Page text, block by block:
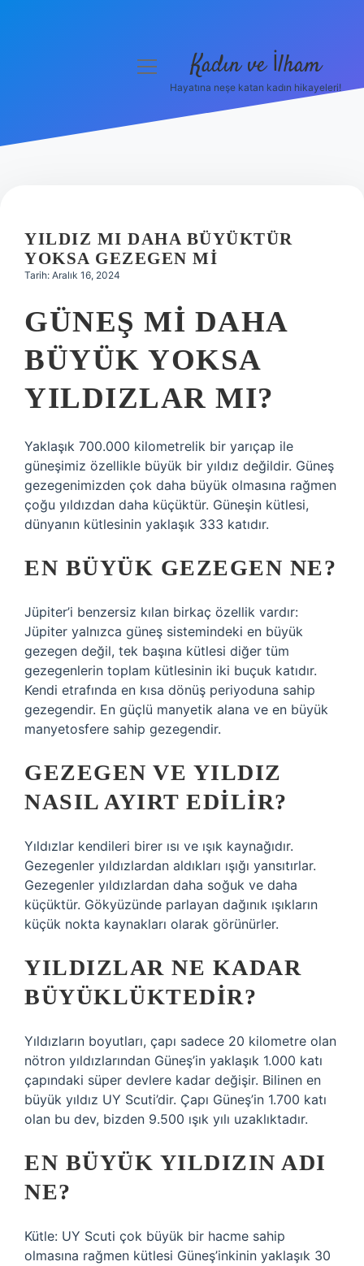
Hakkımızda
menüyü
Kadın ve İlham
Hayatına neşe katan kadın hikayeleri!
YILDIZ MI DAHA BÜYÜKTÜR
YOKSA GEZEGEN MI
Tarih: Aralık 16, 2024
GÜNEŞ MI DAHA
BÜYÜK YOKSA
YILDIZLAR MI?
Yaklaşık 700.000 kilometrelik bir yarıçap ile
güneşimiz özellikle büyük bir yıldız değildir. Güneş
gezegenimizden çok daha büyük olmasına rağmen
çoğu yıldızdan daha küçüktür. Güneşin kütlesi,
dünyanın kütlesinin yaklaşık 333 katıdır.
EN BÜYÜK GEZEGEN NE?
Jüpiter’i benzersiz kılan birkaç özellik vardır:
Jüpiter yalnızca güneş sistemindeki en büyük
gezegen değil, tek başına kütlesi diğer tüm
gezegenlerin toplam kütlesinin iki buçuk katıdır.
Kendi etrafında en kısa dönüş periyoduna sahip
gezegendir. En güçlü manyetik alana ve en büyük
manyetosfere sahip gezegendir.
GEZEGEN VE YILDIZ
NASIL AYIRT EDILIR?
Yıldızlar kendileri birer ısı ve ışık kaynağıdır.
Gezegenler yıldızlardan aldıkları ışığı yansıtırlar.
Gezegenler yıldızlardan daha soğuk ve daha
küçüktür. Gökyüzünde parlayan dağınık ışıkların
küçük nokta kaynakları olarak görünürler.
YILDIZLAR NE KADAR
BÜYÜKLÜKTEDIR?
Yıldızların boyutları, çapı sadece 20 kilometre olan
nötron yıldızlarından Güneş’in yaklaşık 1.000 katı
çapındaki süper devlere kadar değişir. Bilinen en
büyük yıldız UY Scuti’dir. Çapı Güneş’in 1.700 katı
olan bu dev, bizden 9.500 ışık yılı uzaklıktadır.
EN BÜYÜK YILDIZIN ADI
NE?
Kütle: UY Scuti çok büyük bir hacme sahip
olmasına rağmen kütlesi Güneş’inkinin yaklaşık 30